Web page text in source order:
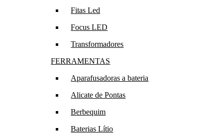
Fitas Led
Focus LED
Transformadores
FERRAMENTAS
Aparafusadoras a bateria
Alicate de Pontas
Berbequim
Baterias Lítio